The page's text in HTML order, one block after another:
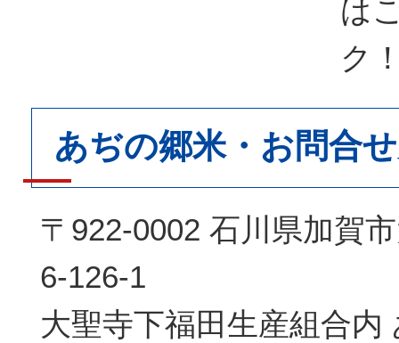
は
ク
あぢの郷米・お問合
〒922-0002 石川県加賀
6-126-1
大聖寺下福田生産組合内